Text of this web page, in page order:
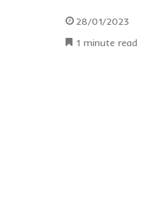
28/01/2023
1 minute read